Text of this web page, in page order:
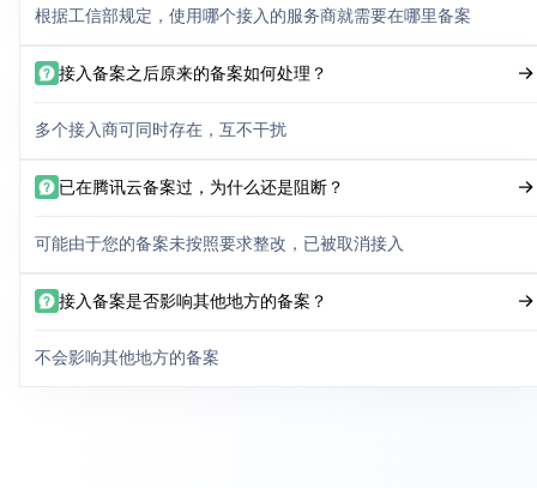
根据工信部规定，使用哪个接入的服务商就需要在哪里备案
接入备案之后原来的备案如何处理？
多个接入商可同时存在，互不干扰
已在腾讯云备案过，为什么还是阻断？
可能由于您的备案未按照要求整改，已被取消接入
接入备案是否影响其他地方的备案？
不会影响其他地方的备案